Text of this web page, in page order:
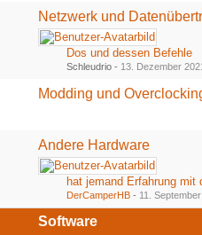
Netzwerk und
Dos und dessen Befehle
Schleudrio - 13. Dezember
Modding und
Andere Hardware
hat jemand Erfahrung
DerCamperHB - 11.
Software